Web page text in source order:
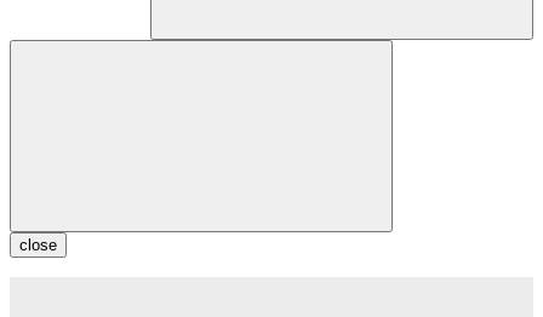
close